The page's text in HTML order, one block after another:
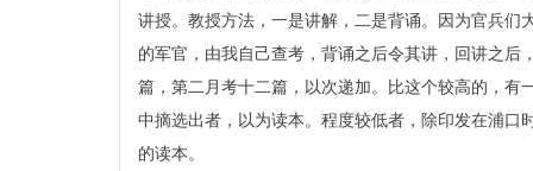
讲授。教授方法，一是讲解，二是背诵。因为官兵
的军官，由我自己查考，背诵之后令其讲，回讲之
篇，第二月考十二篇，以次递加。比这个较高的，
中摘选出者，以为读本。程度较低者，除印发在浦
的读本。